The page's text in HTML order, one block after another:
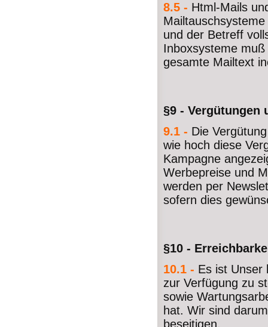
8.5 - Html-Mails
und der Betreff
Inboxsysteme
gesamte Mailtext
§9 - Vergütungen
9.1 - Die
wie hoch diese
Kampagne
Werbepreise und
werden per
sofern dies
§10 -
10.1 - Es ist Unser
zur Verfügung zu
sowie
hat. Wir sind
beseitigen.